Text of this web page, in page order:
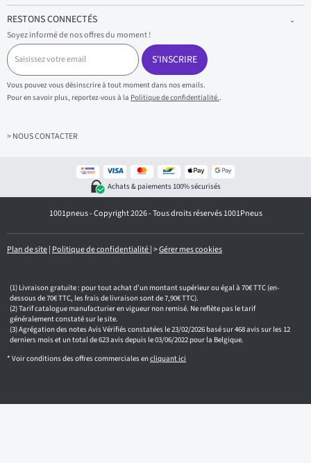
RESTONS CONNECTÉS
Soyez informé de nos offres du moment !
S
a
i
s
i
s
z
i
l
S'INSCRIRE
Vous pouvez vous désinscrire à tout moment dans nos emails.
Pour en savoir plus, reportez-vous à la Politique de confidentialité..
> NOUS CONTACTER
Achats & paiements 100% sécurisés
1001pneus - Copyright 2026 - Tous droits réservés 1001Pneus
Plan de site| Politique de confidentialité|>Gérer mes cookies
Livraison gratuite : pour tout achat d'un montant supérieur ou égal à 70€ TTC (en-
dessous de 70€ TTC, les frais de livraison sont de 7,90€ TTC).
Tarif catalogue manufacturier en vigueur non remisé. Ne reflète pas le tarif
généralement constaté sur le site.
Agrégation des notes Avis Vérifiés constatées le 23/02/2026 basé sur 468 avis sur les 12
derniers mois et un total de 623 avis depuis le 03/06/2022 pour la Belgique.
* Voir conditions des offres commerciales encliquant ici